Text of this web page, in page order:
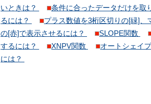
いときは？
条件に合ったデータだけを取
るには？
プラス数値を3桁区切りの[緑]、
の[赤]で表示させるには？
SLOPE関数
するには？
XNPV関数
オートシェイ
には？